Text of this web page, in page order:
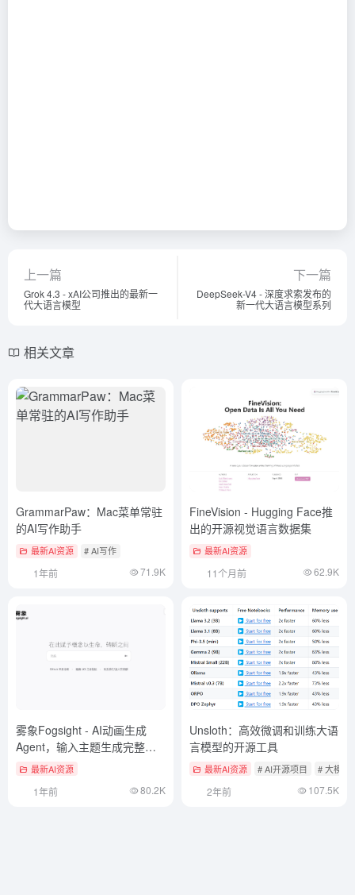
上一篇
Grok 4.3 - xAI公司推出的最新一
代大语言模型
下一篇
DeepSeek-V4 - 深度求索发布的
新一代大语言模型系列
相关文章
GrammarPaw：Mac菜单常驻
的AI写作助手
最新AI资源 # AI写作
1年前 71.9K
FineVision - Hugging Face推
出的开源视觉语言数据集
最新AI资源
11个月前 62.9K
雾象Fogsight - AI动画生成
Agent，输入主题生成完整动
画 最新AI资源
1年前 80.2K
Unsloth：高效微调和训练大语
言模型的开源工具
最新AI资源 # AI开源项目 # 大模型
2年前 107.5K